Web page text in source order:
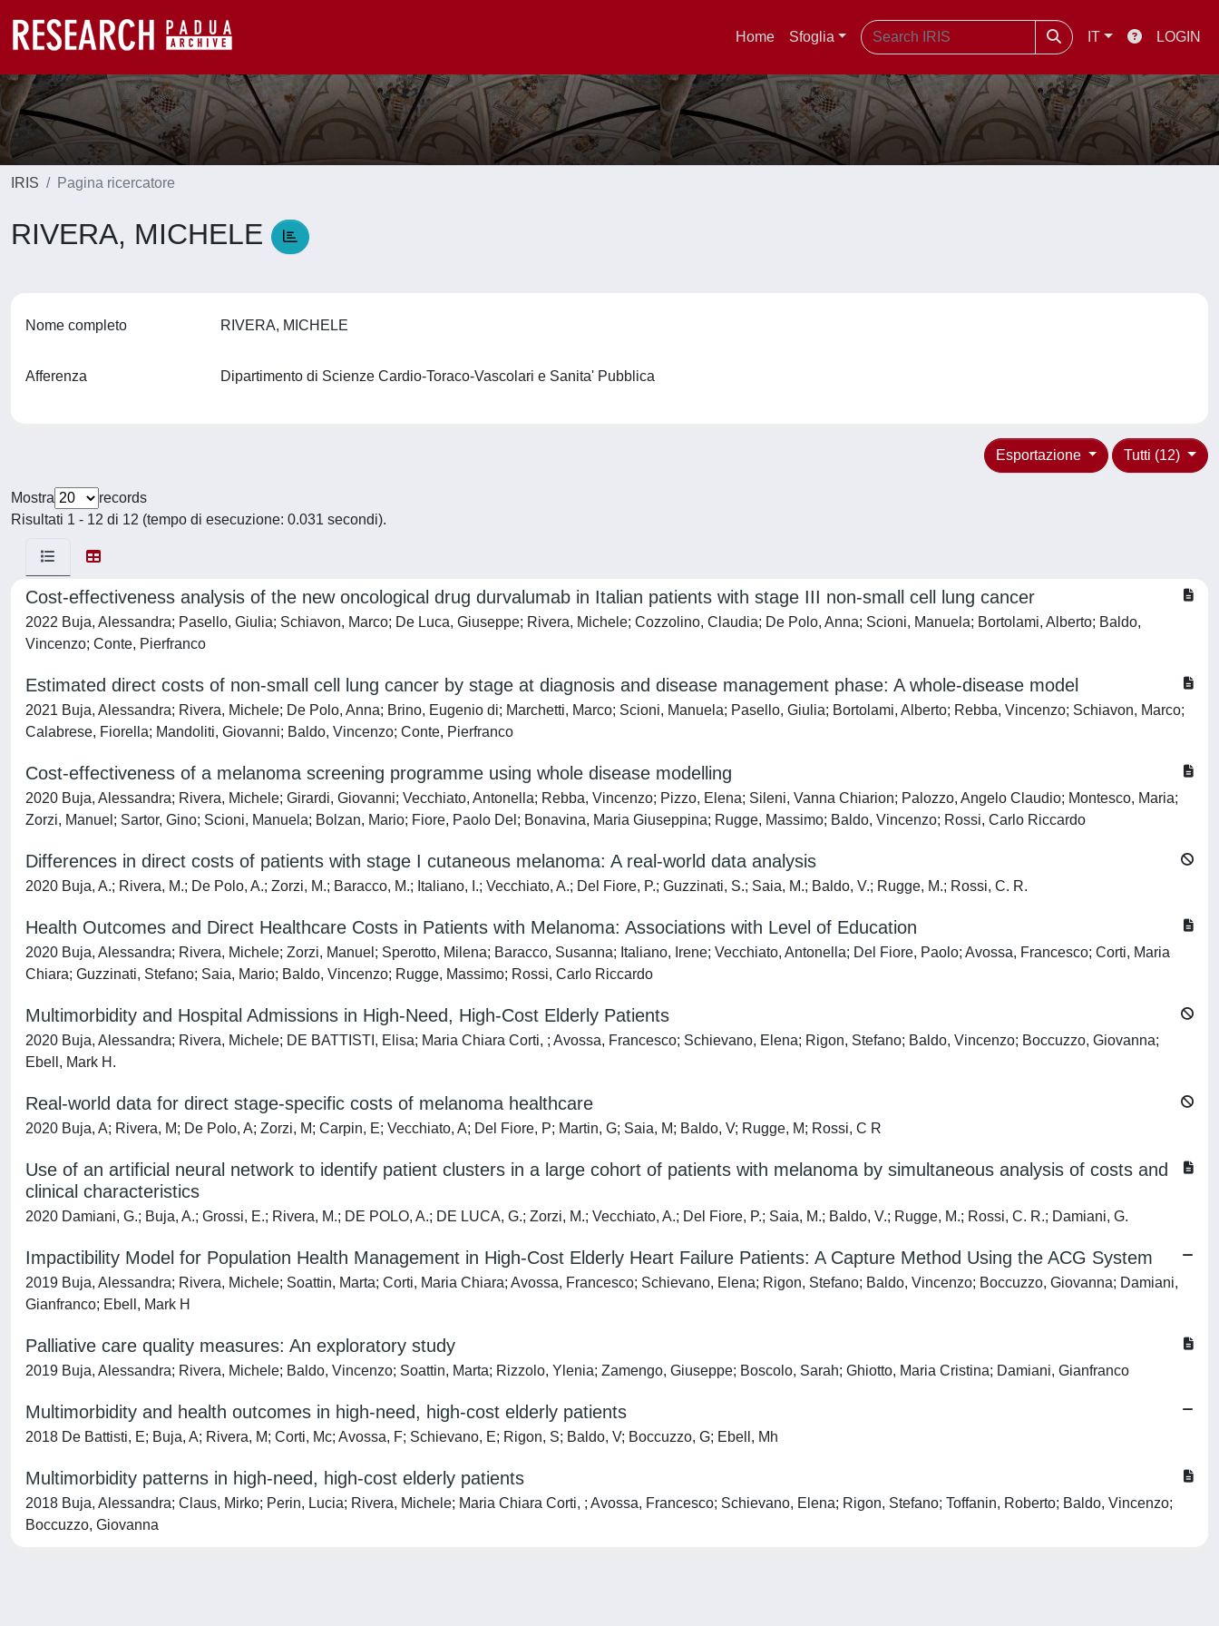
Home Sfoglia IT LOGIN
IRIS Pagina ricercatore
RIVERA, MICHELE
Nome completo RIVERA, MICHELE
Afferenza Dipartimento di Scienze Cardio-Toraco-Vascolari e Sanita' Pubblica
Tutti (12)
Esportazione
Mostra
records
Risultati 1 - 12 di 12 (tempo di esecuzione: 0.031 secondi).
Cost-effectiveness analysis of the new oncological drug durvalumab in Italian patients with stage III non-small cell lung cancer
2022 Buja, Alessandra; Pasello, Giulia; Schiavon, Marco; De Luca, Giuseppe; Rivera, Michele; Cozzolino, Claudia; De Polo, Anna; Scioni, Manuela; Bortolami, Alberto; Baldo,
Vincenzo; Conte, Pierfranco
Estimated direct costs of non-small cell lung cancer by stage at diagnosis and disease management phase: A whole-disease model
2021 Buja, Alessandra; Rivera, Michele; De Polo, Anna; Brino, Eugenio di; Marchetti, Marco; Scioni, Manuela; Pasello, Giulia; Bortolami, Alberto; Rebba, Vincenzo; Schiavon, Marco;
Calabrese, Fiorella; Mandoliti, Giovanni; Baldo, Vincenzo; Conte, Pierfranco
Cost-effectiveness of a melanoma screening programme using whole disease modelling
2020 Buja, Alessandra; Rivera, Michele; Girardi, Giovanni; Vecchiato, Antonella; Rebba, Vincenzo; Pizzo, Elena; Sileni, Vanna Chiarion; Palozzo, Angelo Claudio; Montesco, Maria;
Zorzi, Manuel; Sartor, Gino; Scioni, Manuela; Bolzan, Mario; Fiore, Paolo Del; Bonavina, Maria Giuseppina; Rugge, Massimo; Baldo, Vincenzo; Rossi, Carlo Riccardo
Differences in direct costs of patients with stage I cutaneous melanoma: A real-world data analysis
2020 Buja, A.; Rivera, M.; De Polo, A.; Zorzi, M.; Baracco, M.; Italiano, I.; Vecchiato, A.; Del Fiore, P.; Guzzinati, S.; Saia, M.; Baldo, V.; Rugge, M.; Rossi, C. R.
Health Outcomes and Direct Healthcare Costs in Patients with Melanoma: Associations with Level of Education
2020 Buja, Alessandra; Rivera, Michele; Zorzi, Manuel; Sperotto, Milena; Baracco, Susanna; Italiano, Irene; Vecchiato, Antonella; Del Fiore, Paolo; Avossa, Francesco; Corti, Maria
Chiara; Guzzinati, Stefano; Saia, Mario; Baldo, Vincenzo; Rugge, Massimo; Rossi, Carlo Riccardo
Multimorbidity and Hospital Admissions in High-Need, High-Cost Elderly Patients
2020 Buja, Alessandra; Rivera, Michele; DE BATTISTI, Elisa; Maria Chiara Corti, ; Avossa, Francesco; Schievano, Elena; Rigon, Stefano; Baldo, Vincenzo; Boccuzzo, Giovanna;
Ebell, Mark H.
Real-world data for direct stage-specific costs of melanoma healthcare
2020 Buja, A; Rivera, M; De Polo, A; Zorzi, M; Carpin, E; Vecchiato, A; Del Fiore, P; Martin, G; Saia, M; Baldo, V; Rugge, M; Rossi, C R
Use of an artificial neural network to identify patient clusters in a large cohort of patients with melanoma by simultaneous analysis of costs and
clinical characteristics
2020 Damiani, G.; Buja, A.; Grossi, E.; Rivera, M.; DE POLO, A.; DE LUCA, G.; Zorzi, M.; Vecchiato, A.; Del Fiore, P.; Saia, M.; Baldo, V.; Rugge, M.; Rossi, C. R.; Damiani, G.
Impactibility Model for Population Health Management in High-Cost Elderly Heart Failure Patients: A Capture Method Using the ACG System
2019 Buja, Alessandra; Rivera, Michele; Soattin, Marta; Corti, Maria Chiara; Avossa, Francesco; Schievano, Elena; Rigon, Stefano; Baldo, Vincenzo; Boccuzzo, Giovanna; Damiani,
Gianfranco; Ebell, Mark H
Palliative care quality measures: An exploratory study
2019 Buja, Alessandra; Rivera, Michele; Baldo, Vincenzo; Soattin, Marta; Rizzolo, Ylenia; Zamengo, Giuseppe; Boscolo, Sarah; Ghiotto, Maria Cristina; Damiani, Gianfranco
Multimorbidity and health outcomes in high-need, high-cost elderly patients
2018 De Battisti, E; Buja, A; Rivera, M; Corti, Mc; Avossa, F; Schievano, E; Rigon, S; Baldo, V; Boccuzzo, G; Ebell, Mh
Multimorbidity patterns in high-need, high-cost elderly patients
2018 Buja, Alessandra; Claus, Mirko; Perin, Lucia; Rivera, Michele; Maria Chiara Corti, ; Avossa, Francesco; Schievano, Elena; Rigon, Stefano; Toffanin, Roberto; Baldo, Vincenzo;
Boccuzzo, Giovanna